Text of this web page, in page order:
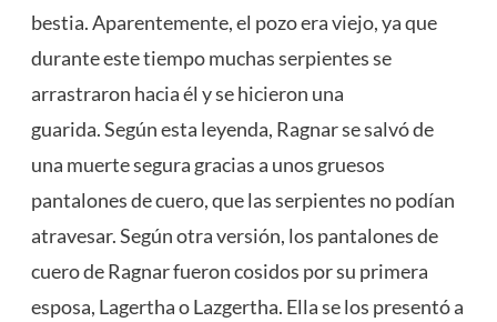
bestia. Aparentemente, el pozo era viejo, ya que
durante este tiempo muchas serpientes se
arrastraron hacia él y se hicieron una
guarida. Según esta leyenda, Ragnar se salvó de
una muerte segura gracias a unos gruesos
pantalones de cuero, que las serpientes no podían
atravesar. Según otra versión, los pantalones de
cuero de Ragnar fueron cosidos por su primera
esposa, Lagertha o Lazgertha. Ella se los presentó a